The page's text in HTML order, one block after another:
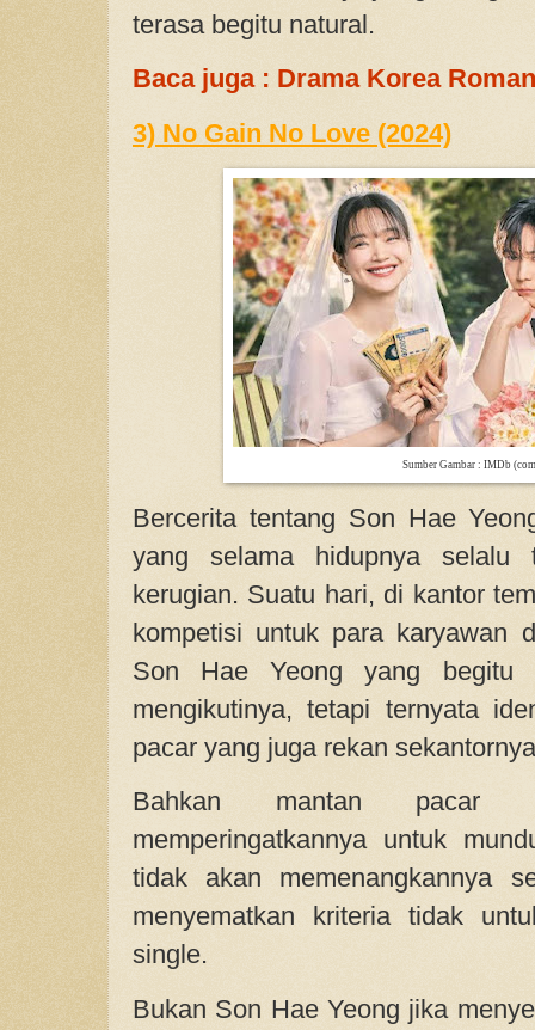
terasa begitu natural.
Baca juga : Drama Korea
3) No Gain No Love (2024)
Sumber Gambar : IMDb
Bercerita tentang Son Hae
yang selama hidupnya selalu
kerugian. Suatu hari, di kantor
kompetisi untuk para karyawan
Son Hae Yeong yang begitu
mengikutinya, tetapi ternyata
pacar yang juga rekan
Bahkan mantan pacar
memperingatkannya untuk
tidak akan memenangkannya
menyematkan kriteria tidak
single.
Bukan Son Hae Yeong jika